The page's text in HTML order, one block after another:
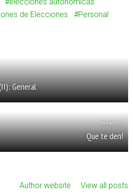
de Elecciones
Personal
General
Next post
Que te den!
View all posts
Author website